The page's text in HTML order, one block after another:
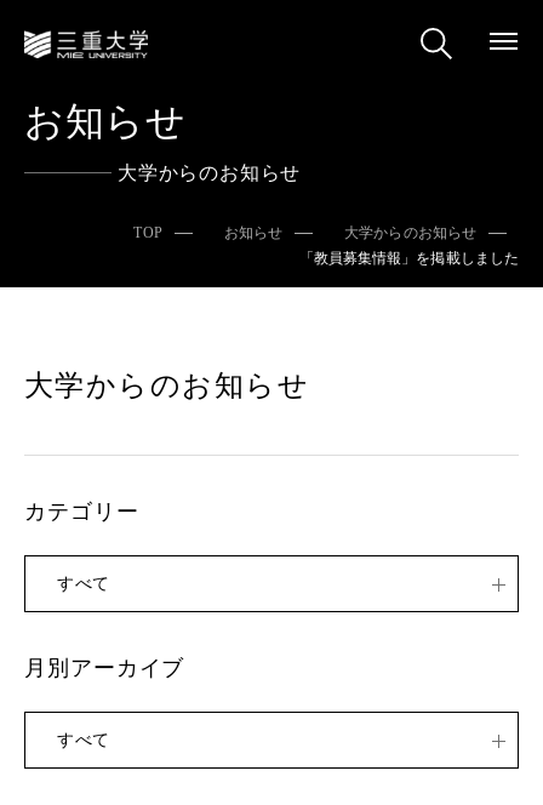
お知らせ
大学からのお知らせ
TOP お知らせ
大学からのお知らせ
「教員募集情報」を掲載しました
大学からのお知らせ
カテゴリー
すべて
月別アーカイブ
すべて